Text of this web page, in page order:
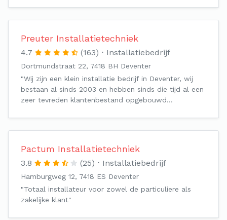
Preuter Installatietechniek
4.7 (163) Installatiebedrijf
Dortmundstraat 22, 7418 BH Deventer
"Wij zijn een klein installatie bedrijf in Deventer, wij
bestaan al sinds 2003 en hebben sinds die tijd al een
zeer tevreden klantenbestand opgebouwd…
Pactum Installatietechniek
3.8 (25) Installatiebedrijf
Hamburgweg 12, 7418 ES Deventer
"Totaal installateur voor zowel de particuliere als
zakelijke klant"